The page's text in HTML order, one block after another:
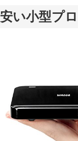
安い小型プ